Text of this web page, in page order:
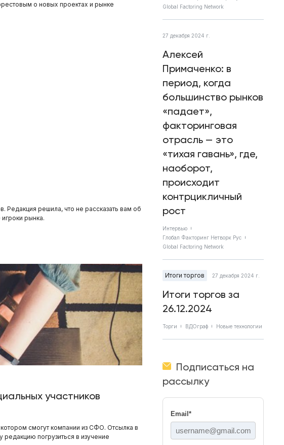
о новых проектах и рынке
Редакция решила, что не рассказать вам об
рынка.
участников
смогут компании из СФО. Отсылка в
погрузиться в изучение
Global Factoring Network
27 декабря 2024 г.
Алексей
Примаченко: в
период, когда
большинство рынков
«падает»,
факторинговая
отрасль — это
«тихая гавань», где,
наоборот,
происходит
контрцикличный
рост
Интервью
Глобал Факторинг Нетворк Рус
Global Factoring Network
Итоги торгов 27 декабря 2024 г.
Итоги торгов за
26.12.2024
Торги ВДОграф Новые технологии
Подписаться на
рассылку
Email *